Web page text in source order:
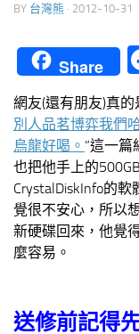
BY 台灣熊 · 2012-10-31
Share
網友(還有朋友)真
別人品茗博弈我們
烏龍好喝。 ”這一
也把他手上的
CrystalDiskInfo的
覺很不安心，所以
新硬碟回來，他覺
麼容易。
送修前記得